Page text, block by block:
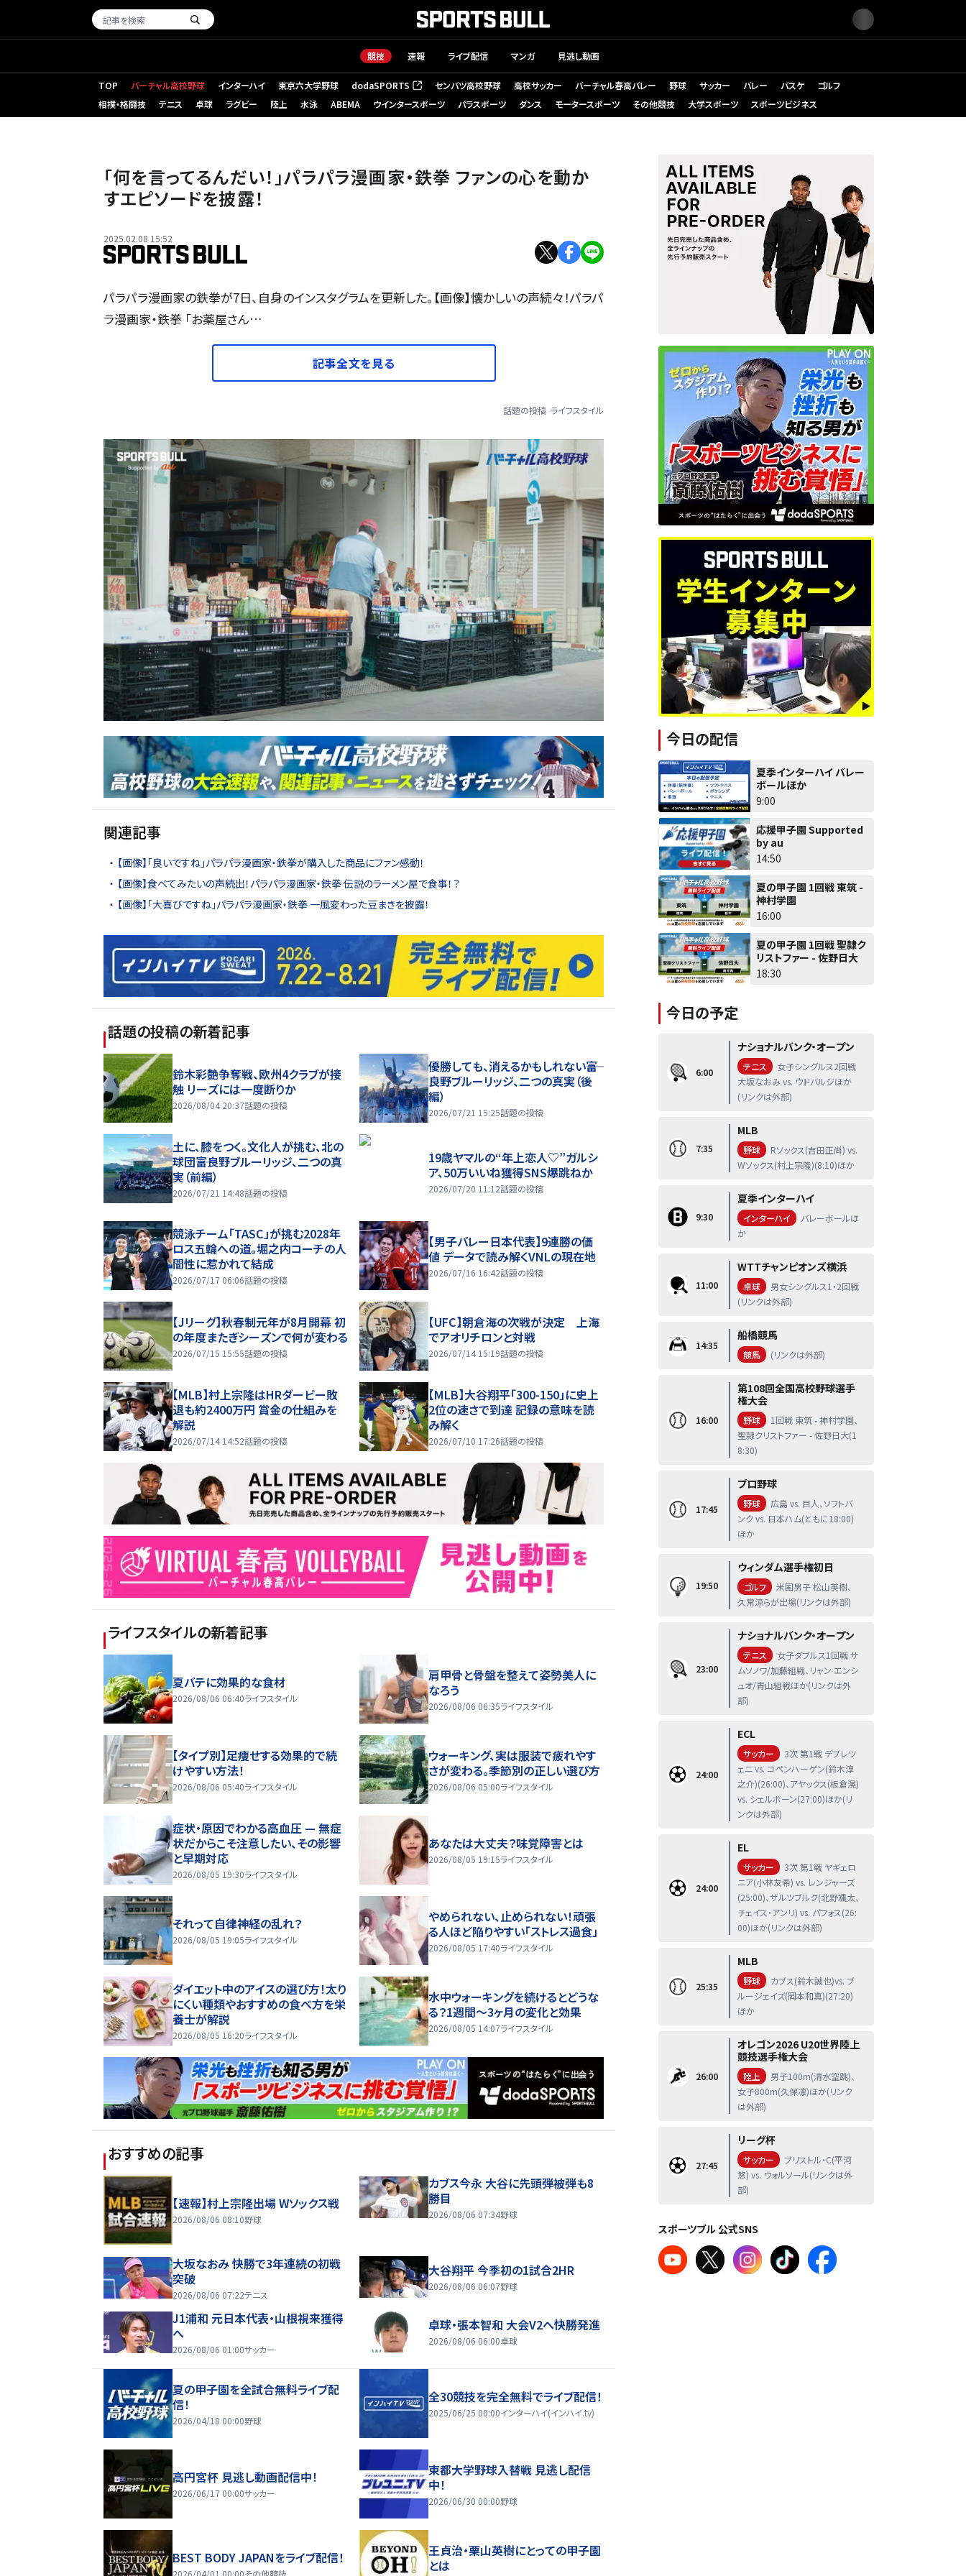
競技 速報 ライブ配信 マンガ 見逃し動画
TOP バーチャル高校野球 インターハイ 東京六大学野球 dodaSPORTS
（新しいタブで開く） センバツ高校野球 高校サッカー バーチャル春高バレー 野球 サッカー バレー バスケ
ゴルフ
相撲・格闘技
テニス 卓球 ラグビー 陸上 水泳 ABEMA ウインタースポーツ パラスポーツ ダンス モータースポーツ その他競技 大学スポーツ スポーツビジネス
「何を言ってるんだい！」パラパラ漫画家・鉄拳 ファンの心を動か
すエピソードを披露！
2025.02.08 15:52
パラパラ漫画家の鉄拳が7日、自身のインスタグラムを更新した。【画像】懐かしいの声続々！パラパ
ラ漫画家・鉄拳 「お薬屋さん…
記事全文を見る
話題の投稿 ライフスタイル
関連記事
【画像】「良いですね」パラパラ漫画家・鉄拳が購入した商品にファン感動！
【画像】食べてみたいの声続出！パラパラ漫画家・鉄拳 伝説のラーメン屋で食事！？
【画像】「大喜びですね」パラパラ漫画家・鉄拳 一風変わった豆まきを披露！
話題の投稿の新着記事
鈴木彩艶争奪戦、欧州4クラブが接
触 リーズには一度断りか
2026/08/04 20:37話題の投稿
優勝しても、消えるかもしれない――富
良野ブルーリッジ、二つの真実（後
編）
2026/07/21 15:25話題の投稿
土に、膝をつく。文化人が挑む、北の
球団――富良野ブルーリッジ、二つの真
実（前編）
2026/07/21 14:48話題の投稿
19歳ヤマルの“年上恋人♡”ガルシ
ア、50万いいね獲得SNS爆跳ねか
2026/07/20 11:12話題の投稿
競泳チーム「TASC」が挑む2028年
ロス五輪への道。堀之内コーチの人
間性に惹かれて結成
2026/07/17 06:06話題の投稿
【男子バレー日本代表】9連勝の価
値 データで読み解くVNLの現在地
2026/07/16 16:42話題の投稿
【Jリーグ】秋春制元年が8月開幕 初
の年度またぎシーズンで何が変わる
2026/07/15 15:55話題の投稿
【UFC】朝倉海の次戦が決定 上海
でアオリチロンと対戦
2026/07/14 15:19話題の投稿
【MLB】村上宗隆はHRダービー敗
退も約2400万円 賞金の仕組みを
解説
2026/07/14 14:52話題の投稿
【MLB】大谷翔平「300-150」に史上
2位の速さで到達 記録の意味を読
み解く
2026/07/10 17:26話題の投稿
ライフスタイルの新着記事
夏バテに効果的な食材
2026/08/06 06:40ライフスタイル
肩甲骨と骨盤を整えて姿勢美人に
なろう
2026/08/06 06:35ライフスタイル
【タイプ別】足痩せする効果的で続
けやすい方法！
2026/08/06 05:40ライフスタイル
ウォーキング、実は服装で疲れやす
さが変わる。季節別の正しい選び方
2026/08/06 05:00ライフスタイル
症状・原因でわかる高血圧 — 無症
状だからこそ注意したい、その影響
と早期対応
2026/08/05 19:30ライフスタイル
あなたは大丈夫？味覚障害とは
2026/08/05 19:15ライフスタイル
それって自律神経の乱れ？
2026/08/05 19:05ライフスタイル
やめられない、止められない！頑張
る人ほど陥りやすい「ストレス過食」
2026/08/05 17:40ライフスタイル
ダイエット中のアイスの選び方！太り
にくい種類やおすすめの食べ方を栄
養士が解説
2026/08/05 16:20ライフスタイル
水中ウォーキングを続けるとどうな
る？1週間～3ヶ月の変化と効果
2026/08/05 14:07ライフスタイル
おすすめの記事
【速報】村上宗隆出場 Wソックス戦
2026/08/06 08:10野球
カブス今永 大谷に先頭弾被弾も8
勝目
2026/08/06 07:34野球
大坂なおみ 快勝で3年連続の初戦
突破
2026/08/06 07:22テニス
大谷翔平 今季初の1試合2HR
2026/08/06 06:07野球
J1浦和 元日本代表・山根視来獲得
へ
2026/08/06 01:00サッカー
卓球・張本智和 大会V2へ快勝発進
2026/08/06 06:00卓球
夏の甲子園を全試合無料ライブ配
信！
2026/04/18 00:00野球
全30競技を完全無料でライブ配信！
2025/06/25 00:00インターハイ(インハイ.tv)
高円宮杯 見逃し動画配信中！
2026/06/17 00:00サッカー
東都大学野球入替戦 見逃し配信
中！
2026/06/30 00:00野球
BEST BODY JAPANをライブ配信！
王貞治・栗山英樹にとっての甲子園
とは
今日の配信
夏季インターハイ バレー
ボールほか
9:00
応援甲子園 Supported
by au
14:50
夏の甲子園 1回戦 東筑 -
神村学園
16:00
夏の甲子園 1回戦 聖隷ク
リストファー - 佐野日大
18:30
今日の予定
6:00
ナショナルバンク・オープン
テニス
女子シングルス2回戦
大坂なおみ vs. ウドバルジほか
(リンクは外部)
7:35
MLB
野球
Rソックス(吉田正尚) vs.
Wソックス(村上宗隆)(8:10)ほか
9:30
夏季インターハイ
インターハイ
バレーボールほ
か
11:00
WTTチャンピオンズ横浜
卓球
男女シングルス1・2回戦
(リンクは外部)
14:35
船橋競馬
競馬 (リンクは外部)
16:00
第108回全国高校野球選手
権大会
野球
1回戦 東筑 - 神村学園、
聖隷クリストファー - 佐野日大(1
8:30)
17:45
プロ野球
野球
広島 vs. 巨人、ソフトバ
ンク vs. 日本ハム(ともに18:00)
ほか
19:50
ウィンダム選手権初日
ゴルフ
米国男子 松山英樹、
久常涼らが出場(リンクは外部)
23:00
ナショナルバンク・オープン
テニス
女子ダブルス1回戦 サ
ムソノワ/加藤組戦、リャン エンシ
ュオ/青山組戦ほか(リンクは外
部)
24:00
ECL
サッカー
3次 第1戦 デブレツ
ェニ vs. コペンハーゲン(鈴木淳
之介)(26:00)、アヤックス(板倉滉)
vs. シェルボーン(27:00)ほか(リ
ンクは外部)
24:00
EL
サッカー
3次 第1戦 ヤギェロ
ニア(小林友希) vs. レンジャーズ
(25:00)、ザルツブルク(北野颯太、
チェイス・アンリ) vs. パフォス(26:
00)ほか(リンクは外部)
25:35
MLB
野球
カブス(鈴木誠也)vs. ブ
ルージェイズ(岡本和真)(27:20)
ほか
26:00
オレゴン2026 U20世界陸上
競技選手権大会
陸上
男子100m(清水空跳)、
女子800m(久保凛)ほか(リンク
は外部)
27:45
リーグ杯
サッカー
ブリストル・C(平河
悠) vs. ウォルソール(リンクは外
部)
スポーツブル 公式SNS